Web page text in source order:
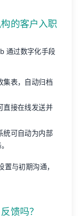
的客户入职
通过数字化手段
集表，自动归档
直接在线发送并
统可自动为内部
与初期沟通，
馈吗？